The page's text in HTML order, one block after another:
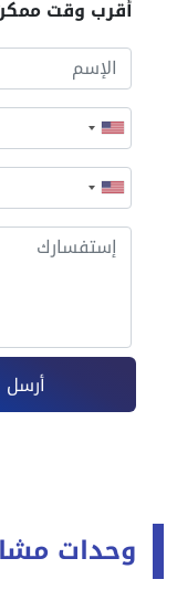
أقرب وقت
أرسل
وحدات